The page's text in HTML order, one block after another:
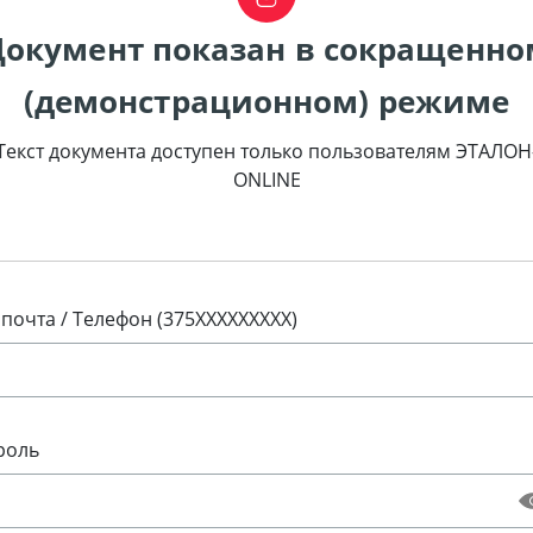
показан в
(демонстрационном) режиме
документа доступен только пользователям
ONLINE
/ Телефон (375XXXXXXXXX)